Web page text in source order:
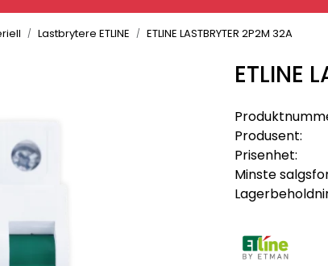
Lastbrytere ETLINE ETLINE LASTBRYTER 2P2M 32A
ETLINE
Produsent:
Prisenhet:
Minste